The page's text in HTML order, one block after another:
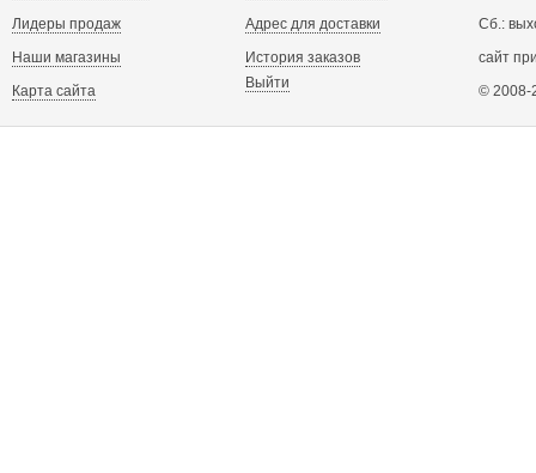
Лидеры продаж
Наши магазины
Карта сайта
Адрес для доставки
История заказов
Выйти
Сб.:
сайт
© 2008-